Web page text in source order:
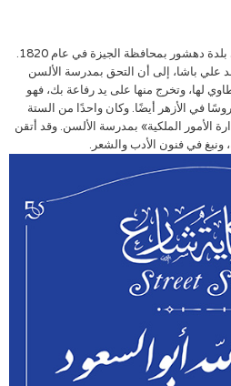
ولد عبد الله عبد الله أبو السعود في بلدة دهشور بمحافظة الجيزة في عام 1820.
علي باشا، إلى أن التحق بمدرسة الألسن
لها، وتخرج منها على يد رفاعة بك، فهو
في الأزهر أيضًا. وكان واحدًا من الستة
الأمور الملكية» بمدرسة الألسن. وقد أتقن
ونبغ في فنون الأدب والشعر.